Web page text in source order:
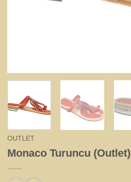
OUTLET
Monaco Turuncu (Outlet)